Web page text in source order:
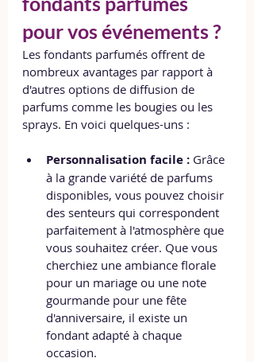
pour vos événements ?
Les fondants parfumés offrent de
nombreux avantages par rapport à
d'autres options de diffusion de
parfums comme les bougies ou les
sprays. En voici quelques-uns :
Personnalisation facile : Grâce
à la grande variété de parfums
disponibles, vous pouvez choisir
des senteurs qui correspondent
parfaitement à l'atmosphère que
vous souhaitez créer. Que vous
cherchiez une ambiance florale
pour un mariage ou une note
gourmande pour une fête
d'anniversaire, il existe un
fondant adapté à chaque
occasion.